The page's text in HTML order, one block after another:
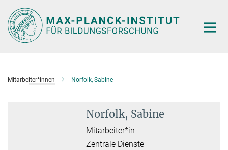
Hauptinhalt
Mitarbeiter*innen Norfolk, Sabine
Norfolk, Sabine
Mitarbeiter*in
Zentrale Dienste